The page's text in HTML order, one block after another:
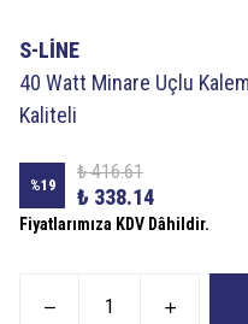
S-LİNE
40 Watt Minare Uçlu
Kaliteli
%19
₺ 416.61
₺ 338.14
Fiyatlarımıza KDV Dâhildir.